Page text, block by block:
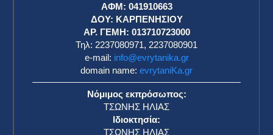
ΑΦΜ: 041910663
ΔΟΥ: ΚΑΡΠΕΝΗΣΙΟΥ
ΑΡ. ΓΕΜΗ: 013710723000
Τηλ: 2237080971, 2237080901
e-mail: info@evrytanika.gr
domain name: evrytaniKa.gr
Νόμιμος εκπρόσωπος:
ΤΣΩΝΗΣ ΗΛΙΑΣ
Ιδιοκτησία:
ΤΣΩΝΗΣ ΗΛΙΑΣ